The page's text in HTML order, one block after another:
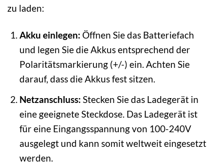
zu laden:
Akku einlegen: Öffnen Sie das Batteriefach
und legen Sie die Akkus entsprechend der
Polaritätsmarkierung (+/-) ein. Achten Sie
darauf, dass die Akkus fest sitzen.
Netzanschluss: Stecken Sie das Ladegerät in
eine geeignete Steckdose. Das Ladegerät ist
für eine Eingangsspannung von 100-240V
ausgelegt und kann somit weltweit eingesetzt
werden.